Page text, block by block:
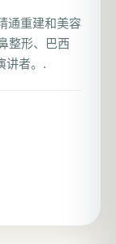
通重建和美容
整形、巴西
讲者。.